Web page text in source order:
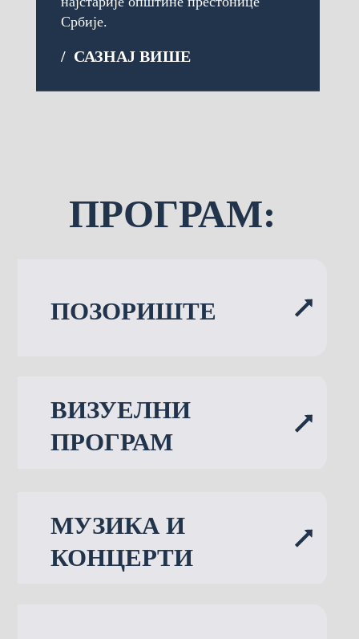
Србије.
/ САЗНАЈ ВИШЕ
ПРОГРАМ:
ПОЗОРИШТЕ
ВИЗУЕЛНИ
ПРОГРАМ
МУЗИКА И
КОНЦЕРТИ